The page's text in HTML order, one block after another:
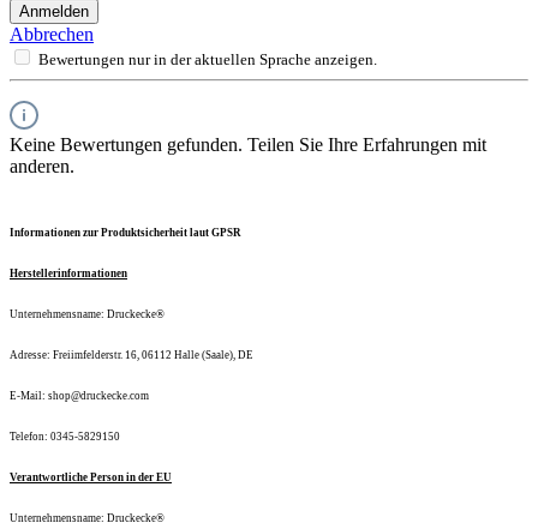
Anmelden
Abbrechen
Bewertungen nur in der aktuellen Sprache anzeigen.
Keine Bewertungen gefunden. Teilen Sie Ihre Erfahrungen mit
anderen.
Informationen zur Produktsicherheit laut GPSR
Herstellerinformationen
Unternehmensname: Druckecke®
Adresse: Freiimfelderstr. 16, 06112 Halle (Saale), DE
E-Mail: shop@druckecke.com
Telefon: 0345-5829150
Verantwortliche Person in der EU
Unternehmensname: Druckecke®